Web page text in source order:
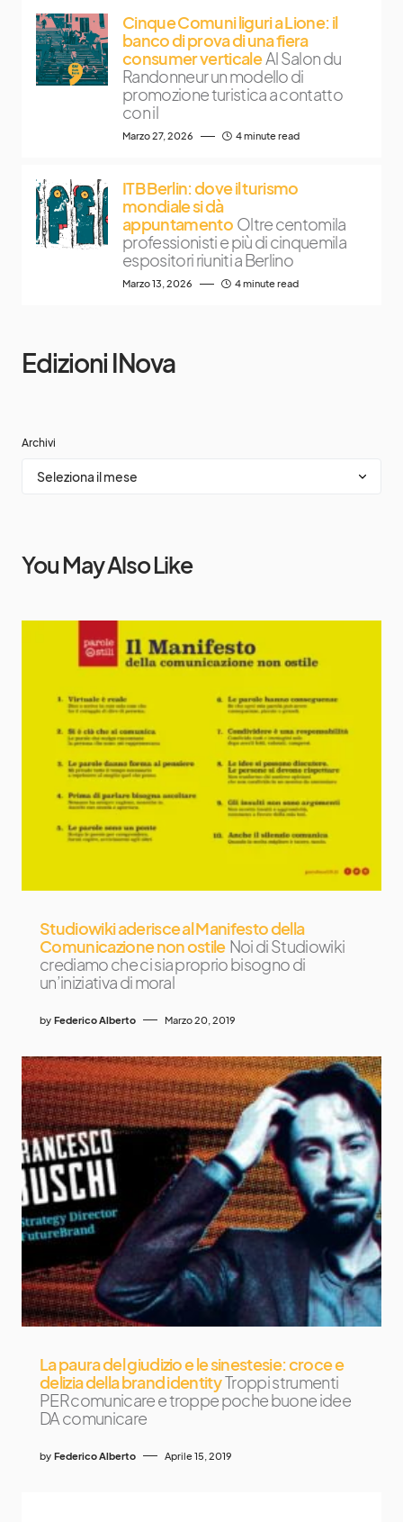
Cinque Comuni liguri a Lione: il
banco di prova di una fiera
consumer verticale Al Salon du
Randonneur un modello di
promozione turistica a contatto
con il
Marzo 27, 2026 4 minute read
ITB Berlin: dove il turismo
mondiale si dà
appuntamento Oltre centomila
professionisti e più di cinquemila
espositori riuniti a Berlino
Marzo 13, 2026 4 minute read
Edizioni INova
Archivi
You May Also Like
Studiowiki aderisce al Manifesto della
Comunicazione non ostile Noi di Studiowiki
crediamo che ci sia proprio bisogno di
un’iniziativa di moral
by Federico Alberto Marzo 20, 2019
La paura del giudizio e le sinestesie: croce e
delizia della brand identityTroppi strumenti
PER comunicare e troppe poche buone idee
DA comunicare
by Federico Alberto Aprile 15, 2019